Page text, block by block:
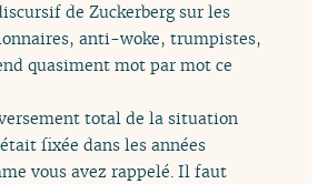
de Zuckerberg sur les
anti-woke, trumpistes,
quasiment mot par mot ce
total de la situation
fixée dans les années
vous avez rappelé. Il faut